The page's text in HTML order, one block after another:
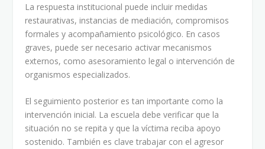
La respuesta institucional puede incluir medidas
restaurativas, instancias de mediación, compromisos
formales y acompañamiento psicológico. En casos
graves, puede ser necesario activar mecanismos
externos, como asesoramiento legal o intervención de
organismos especializados.
El seguimiento posterior es tan importante como la
intervención inicial. La escuela debe verificar que la
situación no se repita y que la víctima reciba apoyo
sostenido. También es clave trabajar con el agresor